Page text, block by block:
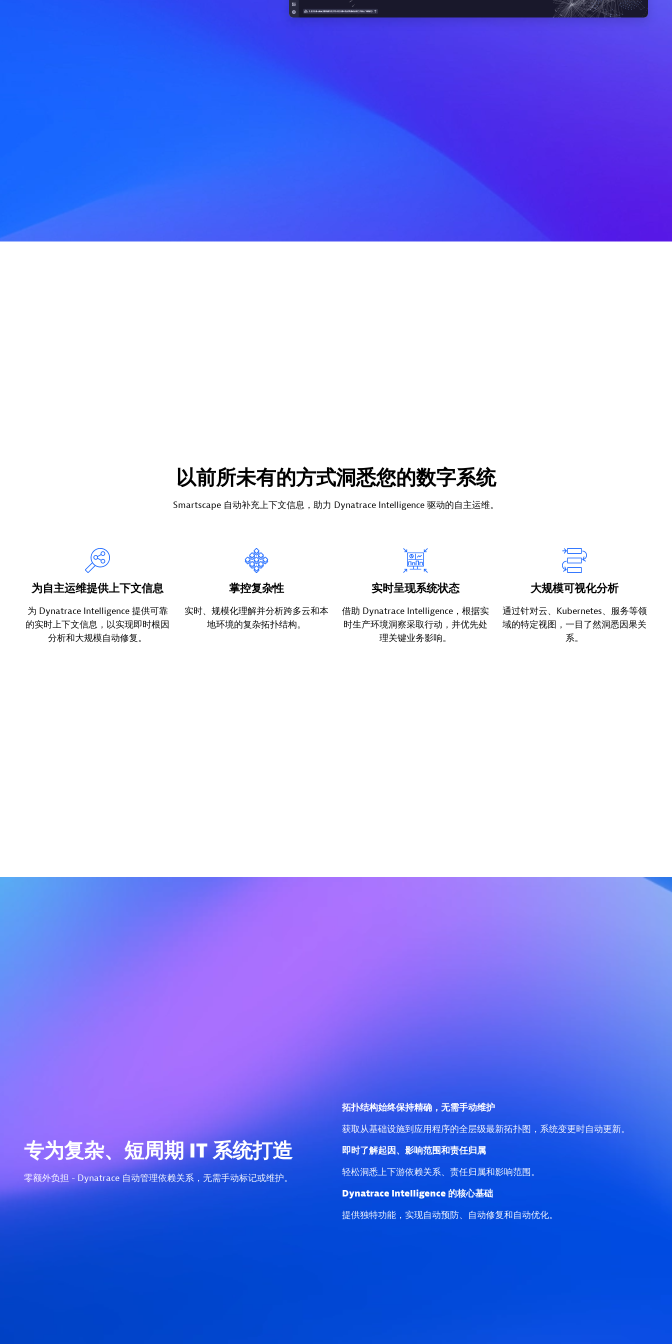
以前所未有的方式洞悉您的数字系统
Smartscape 自动补充上下文信息，助力 Dynatrace Intelligence 驱动的自主运维。
为自主运维提供上下文信息
为 Dynatrace Intelligence 提供可靠
的实时上下文信息，以实现即时根因
分析和大规模自动修复。
掌控复杂性
实时、规模化理解并分析跨多云和本
地环境的复杂拓扑结构。
实时呈现系统状态
借助 Dynatrace Intelligence，根据实
时生产环境洞察采取行动，并优先处
理关键业务影响。
大规模可视化分析
通过针对云、Kubernetes、服务等领
域的特定视图，一目了然洞悉因果关
系。
专为复杂、短周期 IT 系统打造
零额外负担 - Dynatrace 自动管理依赖关系，无需手动标记或维护。
拓扑结构始终保持精确，无需手动维护
获取从基础设施到应用程序的全层级最新拓扑图，系统变更时自动更新。
即时了解起因、影响范围和责任归属
轻松洞悉上下游依赖关系、责任归属和影响范围。
Dynatrace Intelligence 的核心基础
提供独特功能，实现自动预防、自动修复和自动优化。